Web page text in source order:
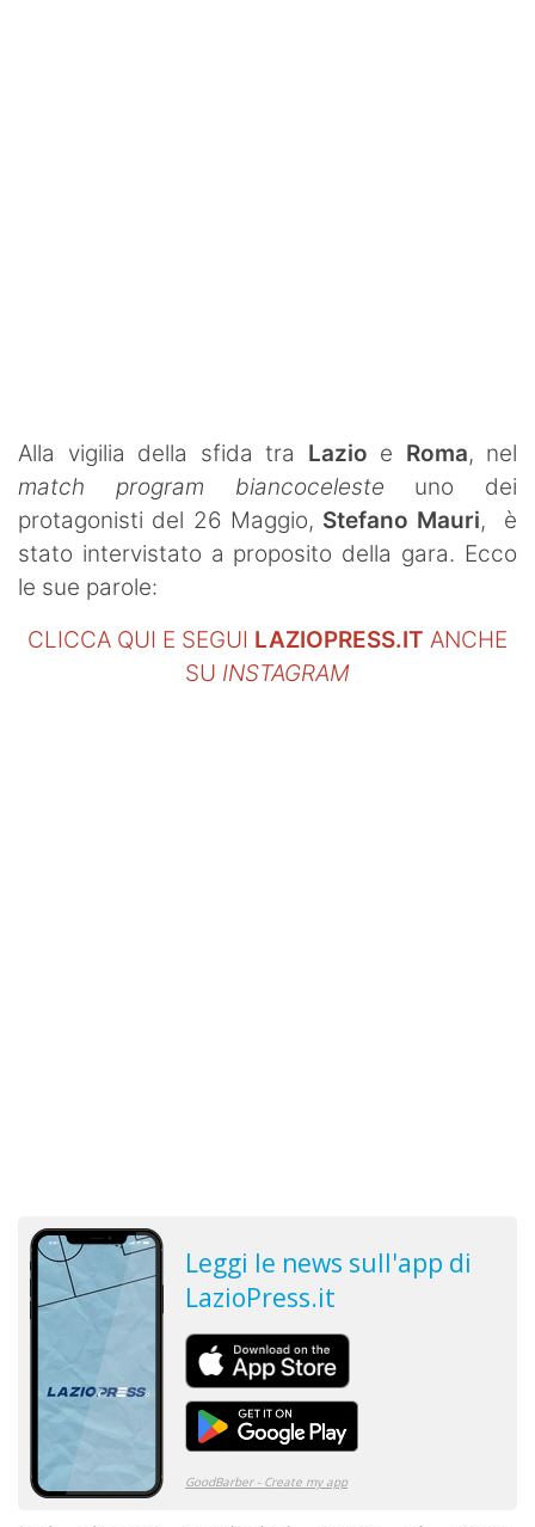
Alla vigilia della sfida tra Lazio e Roma, nel
match program biancoceleste uno dei
protagonisti del 26 Maggio, Stefano Mauri, è
stato intervistato a proposito della gara. Ecco
le sue parole:
CLICCA QUI E SEGUI LAZIOPRESS.IT ANCHE
SU INSTAGRAM